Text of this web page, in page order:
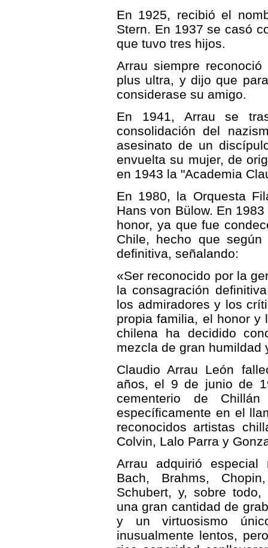
En 1925, recibió el
Stern. En 1937 se casó
que tuvo tres hijos.
Arrau siempre
plus ultra, y dijo que
considerase su amigo.
En 1941, Arrau se
consolidación del
asesinato de un
envuelta su mujer, de
en 1943 la "Academia
En 1980, la Orquesta
Hans von Bülow. En
honor, ya que fue
Chile, hecho que
definitiva, señalando:
«Ser reconocido por la
la consagración
los admiradores y los
propia familia, el honor y
chilena ha decidido
mezcla de gran humildad
Claudio Arrau León
años, el 9 de junio de
cementerio de
específicamente en el
reconocidos artistas
Colvin, Lalo Parra y
Arrau adquirió especial
Bach, Brahms,
Schubert, y, sobre
una gran cantidad de
y un virtuosismo
inusualmente lentos,